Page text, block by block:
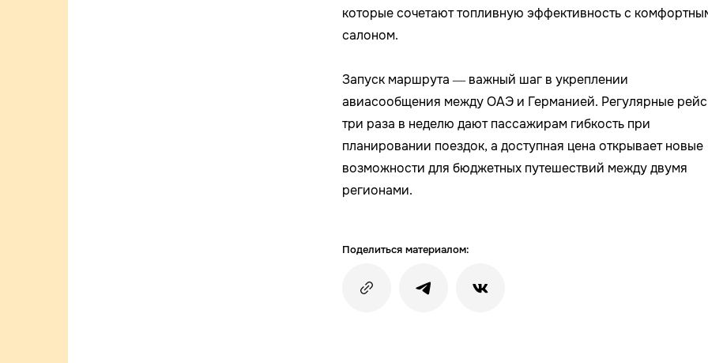
которые сочетают топливную эффективность с
салоном.
Запуск маршрута — важный шаг в укреплении
авиасообщения между ОАЭ и Германией. Регулярные
три раза в неделю дают пассажирам гибкость при
планировании поездок, а доступная цена открывает новые
возможности для бюджетных путешествий между двумя
регионами.
Поделиться материалом: